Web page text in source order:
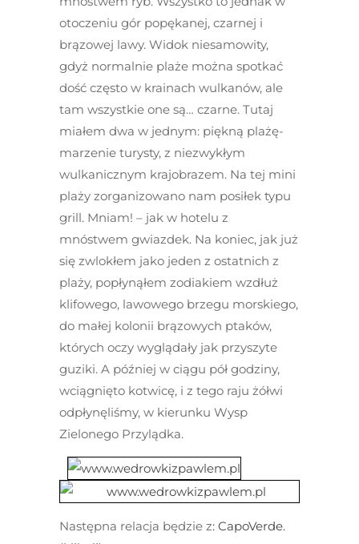
otoczeniu gór popękanej, czarnej i
brązowej lawy. Widok niesamowity,
gdyż normalnie plaże można spotkać
dość często w krainach wulkanów, ale
tam wszystkie one są… czarne. Tutaj
miałem dwa w jednym: piękną plażę-
marzenie turysty, z niezwykłym
wulkanicznym krajobrazem. Na tej mini
plaży zorganizowano nam posiłek typu
grill. Mniam! – jak w hotelu z
mnóstwem gwiazdek. Na koniec, jak już
się zwlokłem jako jeden z ostatnich z
plaży, popłynąłem zodiakiem wzdłuż
klifowego, lawowego brzegu morskiego,
do małej kolonii brązowych ptaków,
których oczy wyglądały jak przyszyte
guziki. A później w ciągu pół godziny,
wciągnięto kotwicę, i z tego raju żółwi
odpłynęliśmy, w kierunku Wysp
Zielonego Przylądka.
Następna relacja będzie z: CapoVerde.